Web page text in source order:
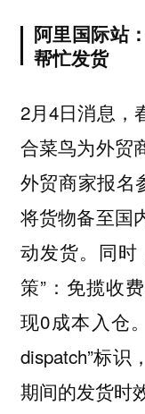
阿里国际站
帮忙发货
2月4日消息，
合菜鸟为外贸
外贸商家报名
将货物备至国
动发货。同时
策”：免揽收
现0成本入仓
dispatch”标识
期间的发货时